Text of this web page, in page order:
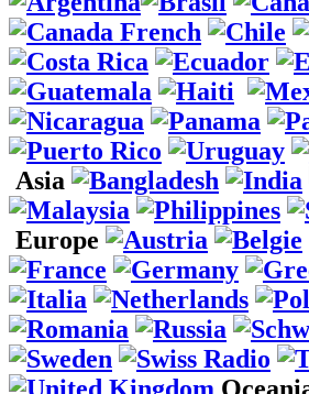
Asia
Europe